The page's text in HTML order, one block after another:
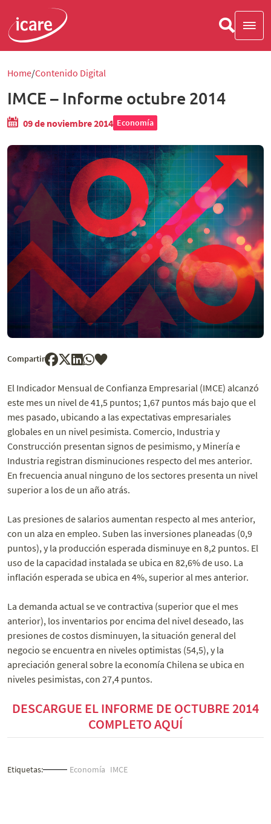
Home Contenido Digital
IMCE – Informe octubre 2014
09 de noviembre 2014 Economía
Compartir
El Indicador Mensual de Confianza Empresarial (IMCE) alcanzó
este mes un nivel de 41,5 puntos; 1,67 puntos más bajo que el
mes pasado, ubicando a las expectativas empresariales
globales en un nivel pesimista. Comercio, Industria y
Construcción presentan signos de pesimismo, y Minería e
Industria registran disminuciones respecto del mes anterior.
En frecuencia anual ninguno de los sectores presenta un nivel
superior a los de un año atrás.
Las presiones de salarios aumentan respecto al mes anterior,
con un alza en empleo. Suben las inversiones planeadas (0,9
puntos), y la producción esperada disminuye en 8,2 puntos. El
uso de la capacidad instalada se ubica en 82,6% de uso. La
inflación esperada se ubica en 4%, superior al mes anterior.
La demanda actual se ve contractiva (superior que el mes
anterior), los inventarios por encima del nivel deseado, las
presiones de costos disminuyen, la situación general del
negocio se encuentra en niveles optimistas (54,5), y la
apreciación general sobre la economía Chilena se ubica en
niveles pesimistas, con 27,4 puntos.
DESCARGUE EL INFORME DE OCTUBRE 2014
COMPLETO AQUÍ
Etiquetas: Economía IMCE